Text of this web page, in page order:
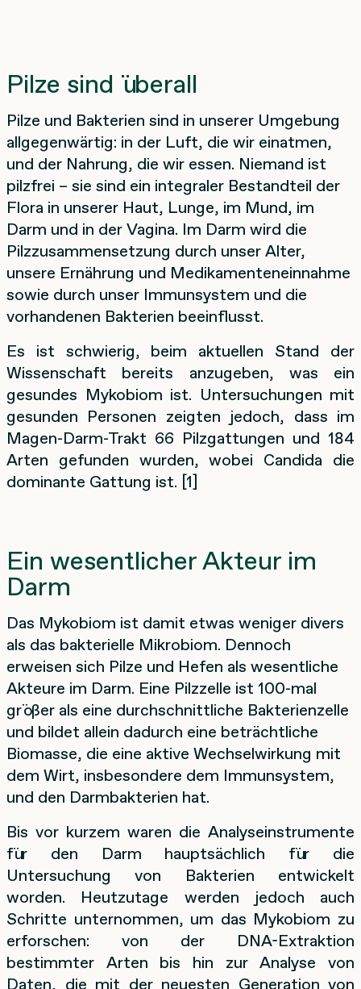
Pilze sind überall
Pilze und Bakterien sind in unserer Umgebung
allgegenwärtig: in der Luft, die wir einatmen,
und der Nahrung, die wir essen. Niemand ist
pilzfrei – sie sind ein integraler Bestandteil der
Flora in unserer Haut, Lunge, im Mund, im
Darm und in der Vagina. Im Darm wird die
Pilzzusammensetzung durch unser Alter,
unsere Ernährung und Medikamenteneinnahme
sowie durch unser Immunsystem und die
vorhandenen Bakterien beeinflusst.
Es ist schwierig, beim aktuellen Stand der
Wissenschaft bereits anzugeben, was ein
gesundes Mykobiom ist. Untersuchungen mit
gesunden Personen zeigten jedoch, dass im
Magen-Darm-Trakt 66 Pilzgattungen und 184
Arten gefunden wurden, wobei Candida die
dominante Gattung ist. [1]
Ein wesentlicher Akteur im
Darm
Das Mykobiom ist damit etwas weniger divers
als das bakterielle Mikrobiom. Dennoch
erweisen sich Pilze und Hefen als wesentliche
Akteure im Darm. Eine Pilzzelle ist 100-mal
größer als eine durchschnittliche Bakterienzelle
und bildet allein dadurch eine beträchtliche
Biomasse, die eine aktive Wechselwirkung mit
dem Wirt, insbesondere dem Immunsystem,
und den Darmbakterien hat.
Bis vor kurzem waren die Analyseinstrumente
für den Darm hauptsächlich für die
Untersuchung von Bakterien entwickelt
worden. Heutzutage werden jedoch auch
Schritte unternommen, um das Mykobiom zu
erforschen: von der DNA-Extraktion
bestimmter Arten bis hin zur Analyse von
Daten, die mit der neuesten Generation von